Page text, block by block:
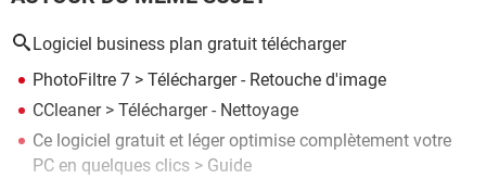
Logiciel business plan gratuit télécharger
PhotoFiltre 7 > Télécharger - Retouche d'image
CCleaner> Télécharger - Nettoyage
Ce logiciel gratuit et léger optimise complètement votre
PC en quelques clics > Guide